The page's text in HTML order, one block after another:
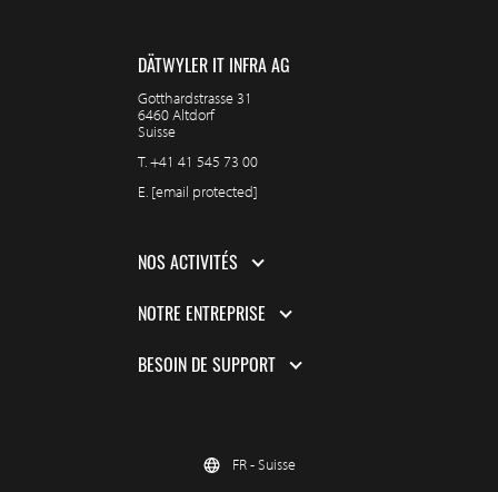
DÄTWYLER IT INFRA AG
Gotthardstrasse 31
6460 Altdorf
Suisse
T.+41 41 545 73 00
E. [email protected]
NOS ACTIVITÉS
NOTRE ENTREPRISE
BESOIN DE SUPPORT
FR - Suisse